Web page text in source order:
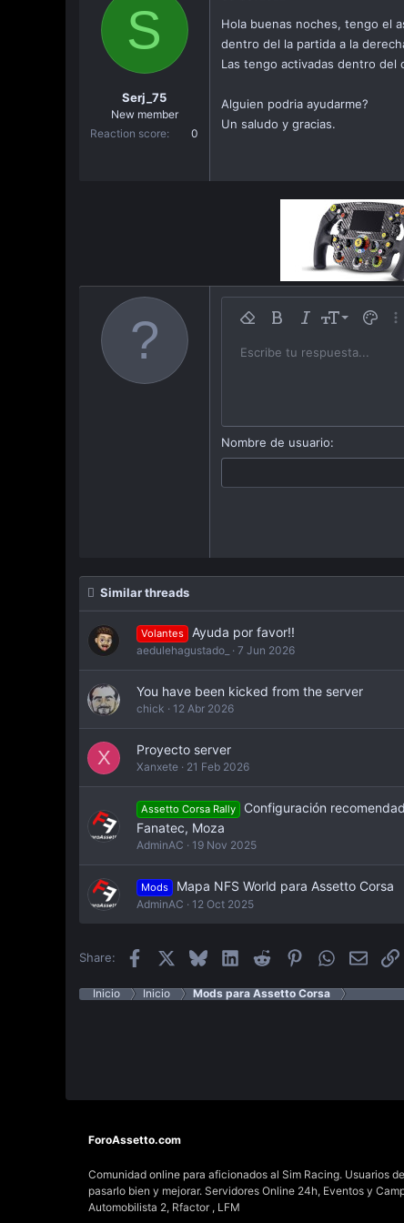
ó
S
Serj_75
New member
Reaction score
0
Hola buenas noches, tengo el
dentro del la partida a la
Las tengo activadas dentro del
Alguien podria ayudarme?
Un saludo y gracias.
Remover formato
Bold ItálicaTamaño
9
10
18
22
26
Color
Familia Arial
Georgia
Times New Roman
Strike-through
SubrayarInline code
Inline
Insert horizontal line
SpoilerCódigo
Escribe tu respuesta...
Nombre de usuario
Similar threads
Volantes Ayuda por favor!!
aedulehagustado_ 7 Jun 2026
You have been kicked from the server
chick 12 Abr 2026
X Proyecto server
Xanxete 21 Feb 2026
Assetto Corsa Rally
Configuración
Fanatec, Moza
AdminAC 19 Nov 2025
Mods Mapa NFS World para Assetto Corsa
AdminAC 12 Oct 2025
Share: Facebook Bluesky LinkedInReddit PinterestWhatsApp
Email
Inicio Inicio Mods para Assetto Corsa
ForoAssetto.com
Comunidad online para aficionados al Sim Racing. Usuarios
pasarlo bien y mejorar. Servidores Online 24h, Eventos y
Automobilista 2, Rfactor , LFM